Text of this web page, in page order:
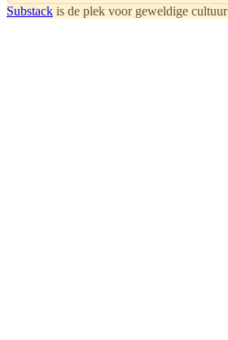
Substack is de plek voor geweldige cultuur